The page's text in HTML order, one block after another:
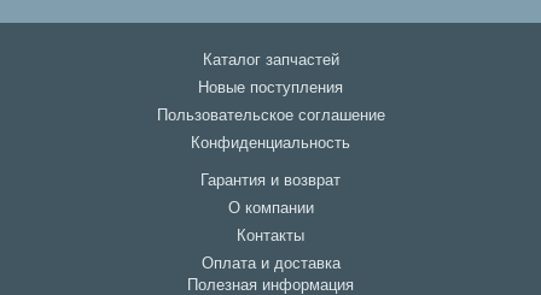
Каталог запчастей
Новые поступления
Пользовательское соглашение
Конфиденциальность
Гарантия и возврат
О компании
Контакты
Оплата и доставка
Полезная информация